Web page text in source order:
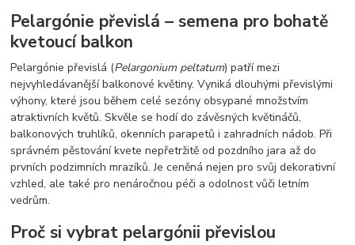
Pelargónie převislá – semena pro bohatě
kvetoucí balkon
Pelargónie převislá (Pelargonium peltatum) patří mezi
nejvyhledávanější balkonové květiny. Vyniká dlouhými převislými
výhony, které jsou během celé sezóny obsypané množstvím
atraktivních květů. Skvěle se hodí do závěsných květináčů,
balkonových truhlíků, okenních parapetů i zahradních nádob. Při
správném pěstování kvete nepřetržitě od pozdního jara až do
prvních podzimních mrazíků. Je ceněná nejen pro svůj dekorativní
vzhled, ale také pro nenáročnou péči a odolnost vůči letním
vedrům.
Proč si vybrat pelargónii převislou